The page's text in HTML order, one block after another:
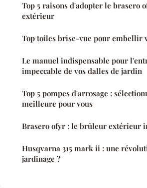
Top 5 raisons d'adopter le brasero
extérieur
Top toiles brise-vue pour embellir
Le manuel indispensable pour
impeccable de vos dalles de jardin
Top 5 pompes d'arrosage :
meilleure pour vous
Brasero ofyr : le brûleur extérieur
Husqvarna 315 mark ii : une
jardinage ?